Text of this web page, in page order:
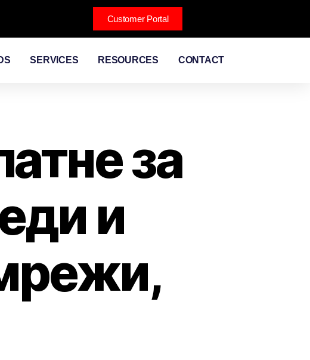
Customer Portal
SERVICES RESOURCES CONTACT
за
и